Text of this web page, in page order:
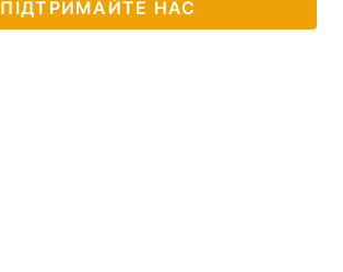
ПІДТРИМАЙТЕ НАС